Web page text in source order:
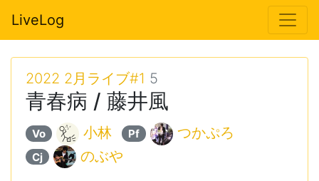
LiveLog
2022 2月ライブ#1 5
青春病 / 藤井風
Vo 小林 Pf つかぷろ
Cj のぶや